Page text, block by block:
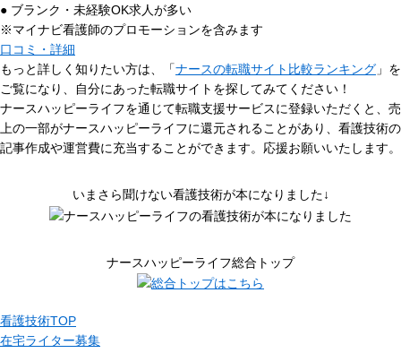
● ブランク・未経験OK求人が多い
※マイナビ看護師のプロモーションを含みます
口コミ・詳細
もっと詳しく知りたい方は、「ナースの転職サイト比較ランキング 」を
ご覧になり、自分にあった転職サイトを探してみてください！
ナースハッピーライフを通じて転職支援サービスに登録いただくと、売
上の一部がナースハッピーライフに還元されることがあり、看護技術の
記事作成や運営費に充当することができます。応援お願いいたします。
いまさら聞けない看護技術が本になりました↓
ナースハッピーライフ総合トップ
看護技術TOP
在宅ライター募集